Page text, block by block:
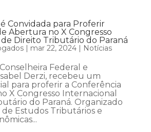
Convidada para Proferir
Abertura no X Congresso
Direito Tributário do Paraná
| mar 22, 2024| Notícias
Federal e
Derzi, recebeu um
para proferir a Conferência
X Congresso Internacional
do Paraná. Organizado
Estudos Tributários e